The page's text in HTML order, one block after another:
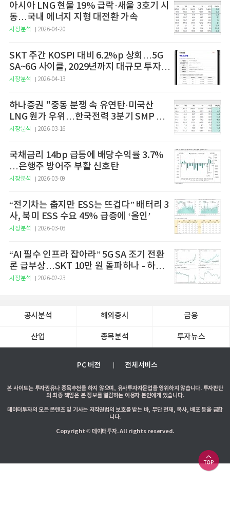
아시아 LNG 현물 19% 급락·새울 3호기 시
동…국내 에너지 지형 대전환 가속
시장분석 2026-04-20
SKT 주간 KOSPI 대비 6.2%p 상회…5G
SA~6G 사이클, 2029년까지 대규모 투자
예고
시장분석 2026-04-13
하나증권 "중동 분쟁 속 유연탄·미국산
LNG 원가 우위…한국전력 3분기 SMP 상
승 전망"
시장분석 2026-03-16
국채금리 14bp 급등에 배당수익률 3.7%
…은행주 방어주 부활 신호탄
시장분석 2026-03-09
“전기차는 춥지만 ESS는 뜨겁다” 배터리 3
사, 북미 ESS 수요 45% 급증에 ‘올인’
시장분석 2026-03-03
“AI 필수 인프라 잡아라” 5G SA 조기 전환
론 급부상…SKT 10만 원 돌파하나 - 하나
증권
시장분석 2026-02-23
공시분석 해외증시 금융
산업 종목분석 투자뉴스
PC 버전 전체서비스
본 사이트는 투자권유나 종목추천을 하지 않으며, 유사투자자문업을 영위하지 않습니다. 투자판단
의 최종 책임은 본 정보를 열람하는 이용자 본인에게 있습니다.
데이터투자의 모든 콘텐츠 및 기사는 저작권법의 보호를 받는 바, 무단 전재, 복사, 배포 등을 금합
니다.
Copyright © 데이터투자. All rights reserved.